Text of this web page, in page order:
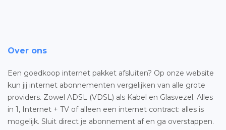
Over ons
Een goedkoop internet pakket afsluiten? Op onze website
kun jij internet abonnementen vergelijken van alle grote
providers. Zowel ADSL (VDSL) als Kabel en Glasvezel. Alles
in 1, Internet + TV of alleen een internet contract: alles is
mogelijk. Sluit direct je abonnement af en ga overstappen.